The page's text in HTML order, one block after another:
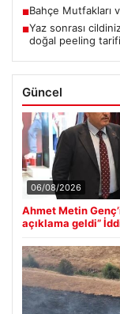
■Bahçe Mutfakları
■Yaz sonrası
doğal peeling tarifi
Güncel
06/08/2026
Ahmet Metin
açıklama geldi”